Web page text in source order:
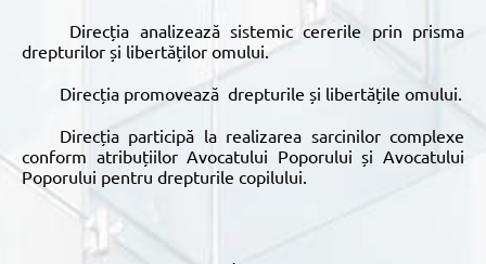
Direcția analizează sistemic cererile prin prisma
drepturilor și libertăților omului.
Direcția promovează drepturile și libertățile omului.
Direcția participă la realizarea sarcinilor complexe
conform atribuțiilor Avocatului Poporului și Avocatului
Poporului pentru drepturile copilului.